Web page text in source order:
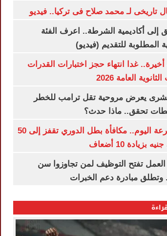
تاريخى لـ محمد صلاح فى تركيا.. فيديو
إلى أكاديمية الشرطة.. اعرف الفئة
المطلوبة للتقديم (فيديو)
غدا انتهاء حجز اختبارات القدرات
العامة 2026
يعرض مروحية تقل ترامب للخطر
تحقق.. ماذا حدث؟
قبل قرعة اليوم.. مكافأة بطل الدوري تقفز إلى 50
بزيادة 10 أضعاف
العمل تفتح التوظيف لمن تجاوزوا سن